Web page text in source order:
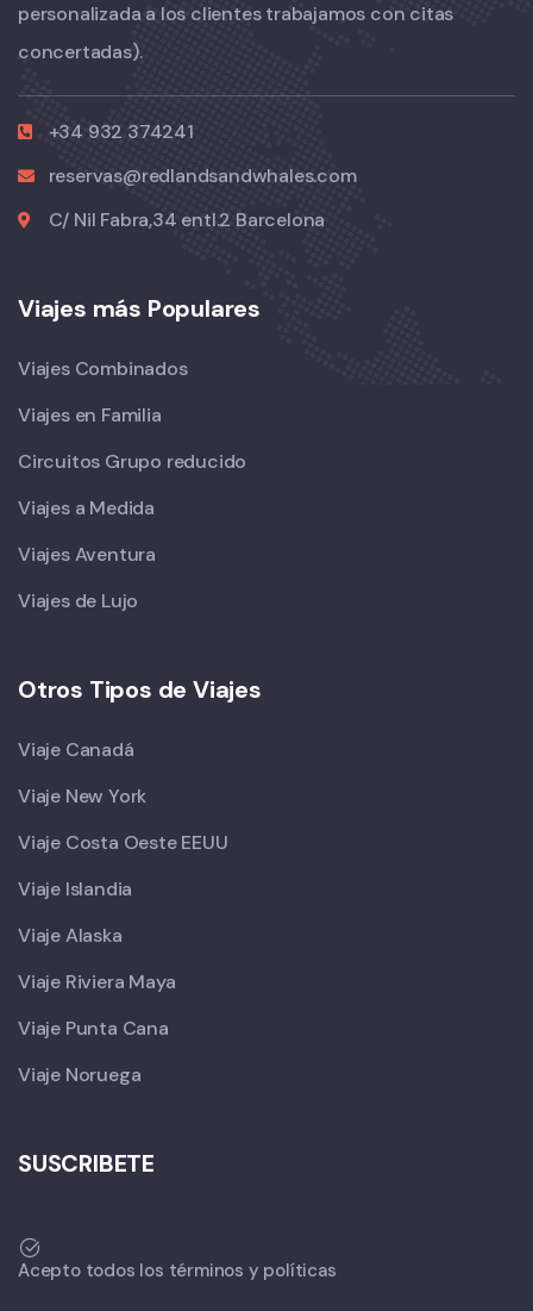
personalizada a los clientes trabajamos con citas
concertadas).
+34 932 374241
reservas@redlandsandwhales.com
C/ Nil Fabra,34 entl.2 Barcelona
Viajes más Populares
Viajes Combinados
Viajes en Familia
Circuitos Grupo reducido
Viajes a Medida
Viajes Aventura
Viajes de Lujo
Otros Tipos de Viajes
Viaje Canadá
Viaje New York
Viaje Costa Oeste EEUU
Viaje Islandia
Viaje Alaska
Viaje Riviera Maya
Viaje Punta Cana
Viaje Noruega
SUSCRIBETE
Acepto todos los términos y políticas